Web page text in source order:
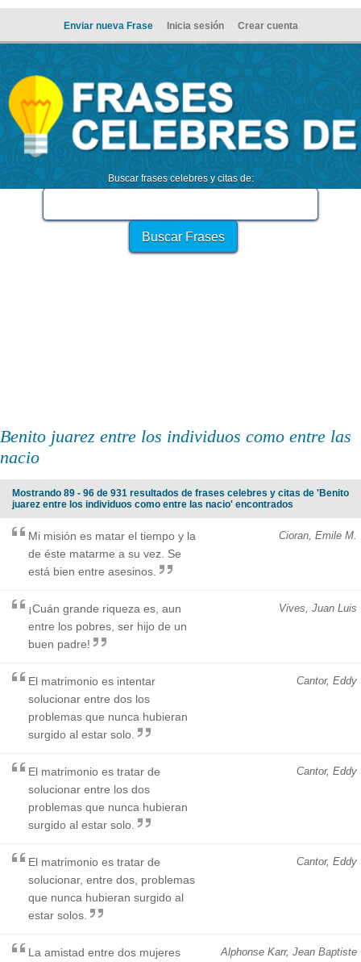
Enviar nueva Frase Inicia sesión Crear cuenta
Buscar frases celebres y citas de:
Benito juarez entre los individuos como entre las
nacio
Mostrando 89 - 96 de 931 resultados de frases celebres y citas de 'Benito
juarez entre los individuos como entre las nacio' encontrados
Cioran, Emile M.
Mi misión es matar el tiempo y la
de éste matarme a su vez. Se
está bien entre asesinos.
Vives, Juan Luis
¡Cuán grande riqueza es, aun
entre los pobres, ser hijo de un
buen padre!
Cantor, Eddy
El matrimonio es intentar
solucionar entre dos los
problemas que nunca hubieran
surgido al estar solo.
Cantor, Eddy
El matrimonio es tratar de
solucionar entre los dos
problemas que nunca hubieran
surgido al estar solo.
Cantor, Eddy
El matrimonio es tratar de
solucionar, entre dos, problemas
que nunca hubieran surgido al
estar solos.
Alphonse Karr, Jean Baptiste
La amistad entre dos mujeres